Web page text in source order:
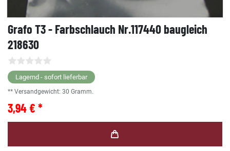
Grafo T3 - Farbschlauch Nr.117440 baugleich
218630
Lagernd - sofort lieferbar
** Versandgewicht: 30 Gramm.
3,94 € *